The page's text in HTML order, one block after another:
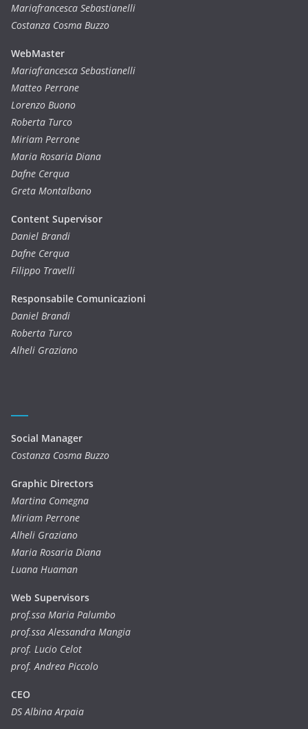
Mariafrancesca Sebastianelli
Costanza Cosma Buzzo
WebMaster
Mariafrancesca Sebastianelli
Matteo Perrone
Lorenzo Buono
Roberta Turco
Miriam Perrone
Maria Rosaria Diana
Dafne Cerqua
Greta Montalbano
Content Supervisor
Daniel Brandi
Dafne Cerqua
Filippo Travelli
Responsabile Comunicazioni
Daniel Brandi
Roberta Turco
Alheli Graziano
Social Manager
Costanza Cosma Buzzo
Graphic Directors
Martina Comegna
Miriam Perrone
Alheli Graziano
Maria Rosaria Diana
Luana Huaman
Web Supervisors
prof.ssa Maria Palumbo
prof.ssa Alessandra Mangia
prof. Lucio Celot
prof. Andrea Piccolo
CEO
DS Albina Arpaia